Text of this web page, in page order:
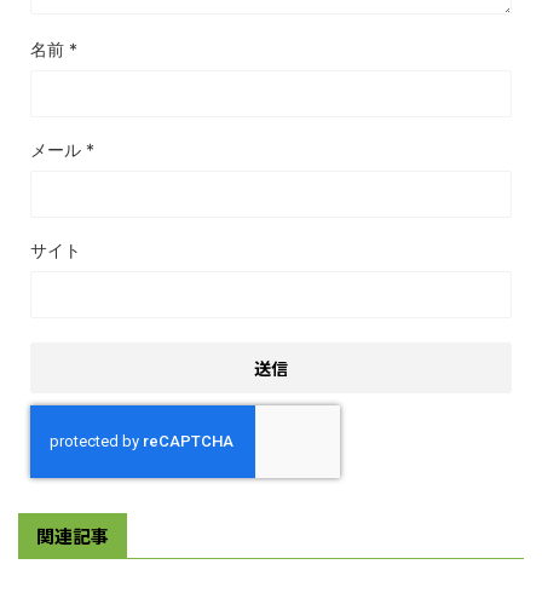
名前 *
メール *
サイト
関連記事